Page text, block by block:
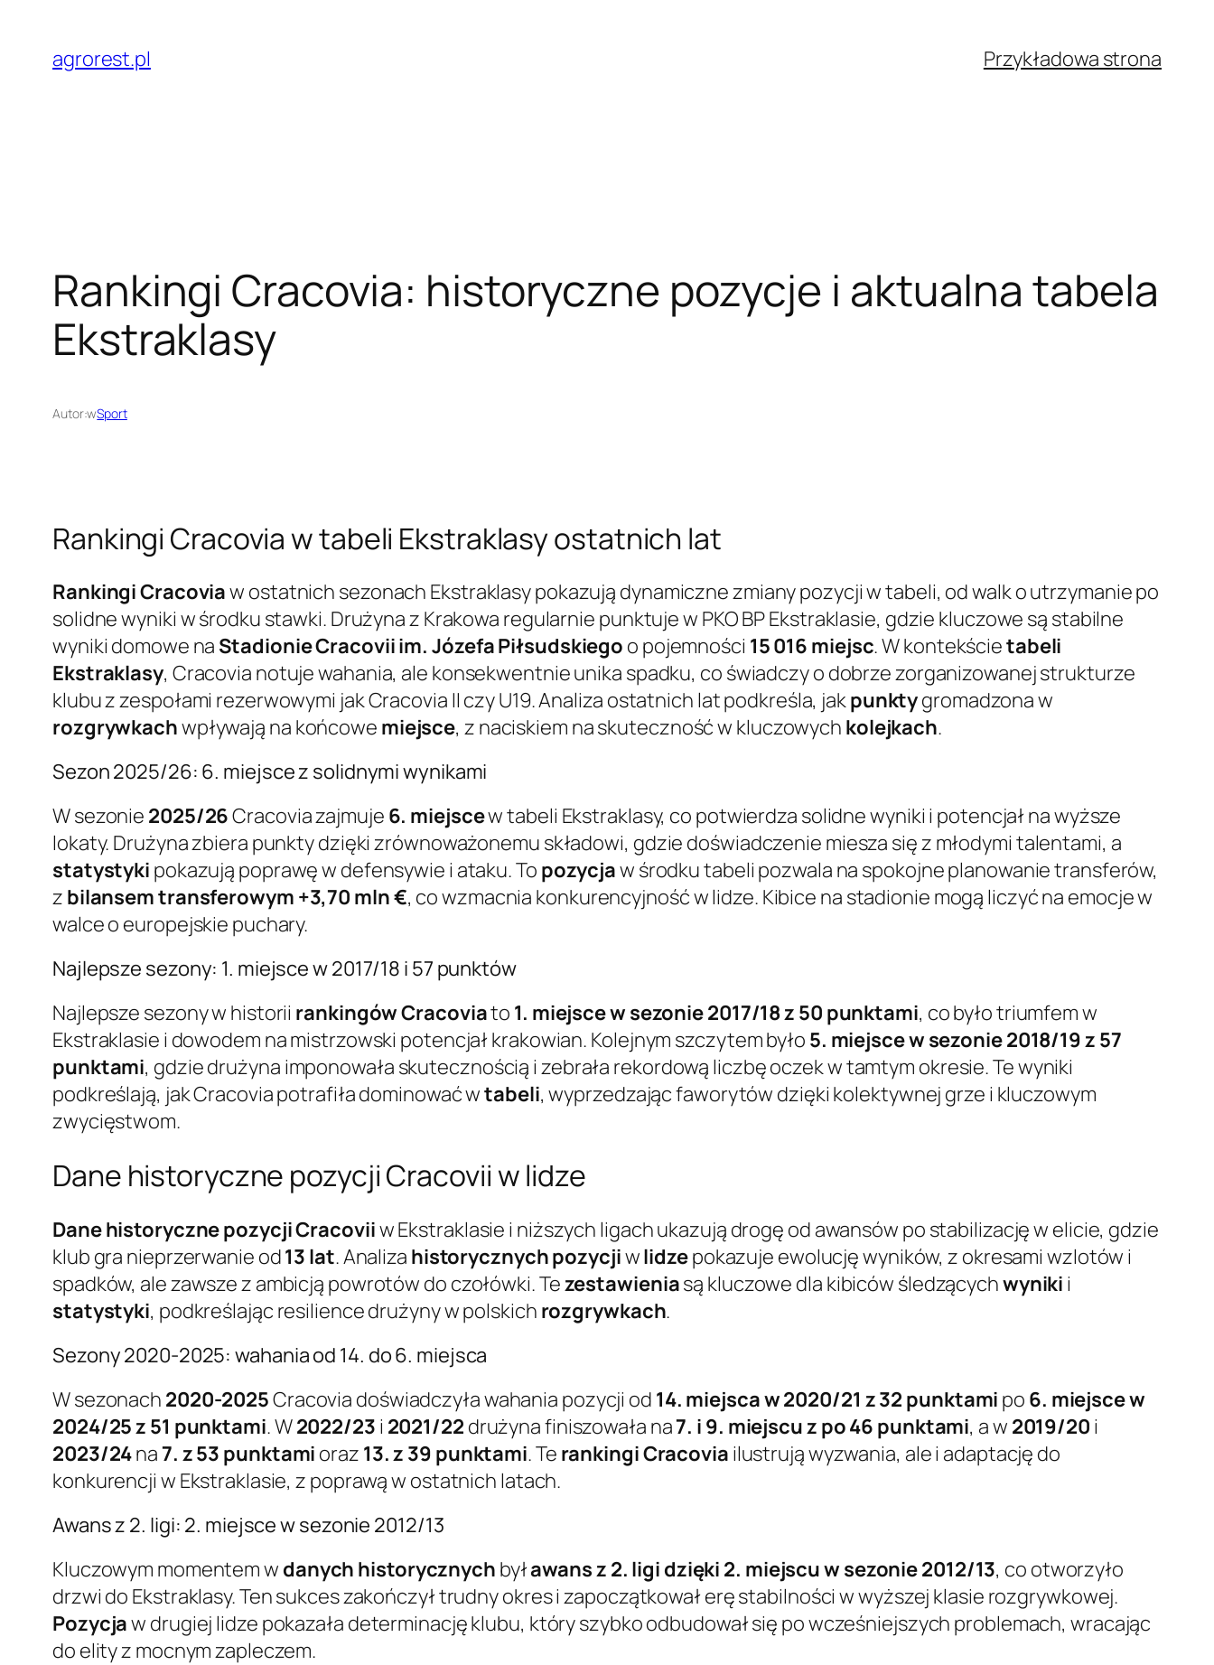
treści
agrorest.pl Przykładowa strona
Rankingi Cracovia: historyczne pozycje i aktualna tabela
Ekstraklasy
Autor:wSport
Rankingi Cracovia w tabeli Ekstraklasy ostatnich lat
Rankingi Cracoviaw ostatnich sezonach Ekstraklasy pokazują dynamiczne zmiany pozycji w tabeli, od walk o utrzymanie po
solidne wyniki w środku stawki. Drużyna z Krakowa regularnie punktuje w PKO BP Ekstraklasie, gdzie kluczowe są stabilne
wyniki domowe na Stadionie Cracovii im. Józefa Piłsudskiego o pojemności 15 016 miejsc. W kontekścietabeli
Ekstraklasy, Cracovia notuje wahania, ale konsekwentnie unika spadku, co świadczy o dobrze zorganizowanej strukturze
klubu z zespołami rezerwowymi jak Cracovia II czy U19. Analiza ostatnich lat podkreśla, jakpunktygromadzona w
rozgrywkachwpływają na końcowe miejsce, z naciskiem na skuteczność w kluczowych kolejkach.
Sezon 2025/26: 6. miejsce z solidnymi wynikami
W sezonie 2025/26Cracovia zajmuje 6. miejscew tabeli Ekstraklasy, co potwierdza solidne wyniki i potencjał na wyższe
lokaty. Drużyna zbiera punkty dzięki zrównoważonemu składowi, gdzie doświadczenie miesza się z młodymi talentami, a
statystyki pokazują poprawę w defensywie i ataku. To pozycjaw środku tabeli pozwala na spokojne planowanie transferów,
z bilansem transferowym +3,70 mln €, co wzmacnia konkurencyjność w lidze. Kibice na stadionie mogą liczyć na emocje w
walce o europejskie puchary.
Najlepsze sezony: 1. miejsce w 2017/18 i 57 punktów
Najlepsze sezony w historii rankingów Cracoviato 1. miejsce w sezonie 2017/18 z 50 punktami, co było triumfem w
Ekstraklasie i dowodem na mistrzowski potencjał krakowian. Kolejnym szczytem było 5. miejsce w sezonie 2018/19 z 57
punktami, gdzie drużyna imponowała skutecznością i zebrała rekordową liczbę oczek w tamtym okresie. Te wyniki
podkreślają, jak Cracovia potrafiła dominować wtabeli, wyprzedzając faworytów dzięki kolektywnej grze i kluczowym
zwycięstwom.
Dane historyczne pozycji Cracovii w lidze
Dane historyczne pozycji Cracoviiw Ekstraklasie i niższych ligach ukazują drogę od awansów po stabilizację w elicie, gdzie
klub gra nieprzerwanie od13 lat. Analiza historycznych pozycjiwlidzepokazuje ewolucję wyników, z okresami wzlotów i
spadków, ale zawsze z ambicją powrotów do czołówki. Tezestawieniasą kluczowe dla kibiców śledzącychwyniki i
statystyki, podkreślając resilience drużyny w polskich rozgrywkach.
Sezony 2020-2025: wahania od 14. do 6. miejsca
W sezonach 2020-2025Cracovia doświadczyła wahania pozycji od 14. miejsca w 2020/21 z 32 punktami po 6. miejsce w
2024/25 z 51 punktami. W2022/23 i 2021/22 drużyna finiszowała na7. i 9. miejscu z po 46 punktami, a w 2019/20 i
2023/24na7. z 53 punktami oraz 13. z 39 punktami. Te rankingi Cracovia ilustrują wyzwania, ale i adaptację do
konkurencji w Ekstraklasie, z poprawą w ostatnich latach.
Awans z 2. ligi: 2. miejsce w sezonie 2012/13
Kluczowym momentem w danych historycznych byławans z 2. ligi dzięki 2. miejscu w sezonie 2012/13, co otworzyło
drzwi do Ekstraklasy. Ten sukces zakończył trudny okres i zapoczątkował erę stabilności w wyższej klasie rozgrywkowej.
Pozycjaw drugiej lidze pokazała determinację klubu, który szybko odbudował się po wcześniejszych problemach, wracając
do elity z mocnym zapleczem.